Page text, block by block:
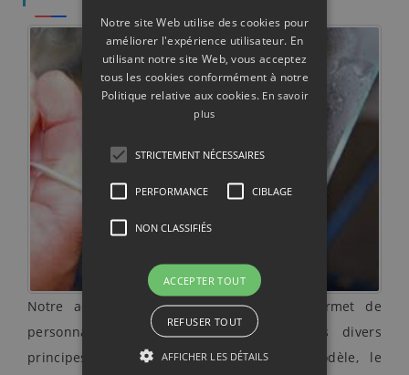
Notre activité demiroiteried'art vous permet de
personnaliser votre produit grâce à des divers
principes : la gravure peinte suivant modèle, le
Notre site Web utilise des cookies pour
améliorer l'expérience utilisateur. En
utilisant notre site Web, vous acceptez
tous les cookies conformément à notre
Politique relative aux cookies. En savoir
plus
STRICTEMENT NÉCESSAIRES
PERFORMANCE CIBLAGE
NON CLASSIFIÉS
ACCEPTER TOUT
REFUSER TOUT
AFFICHER LES DÉTAILS